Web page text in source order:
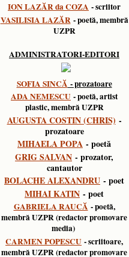
ION LAZĂR da COZA - scriitor
VASILISIA LAZĂR - poetă, membră
UZPR
ADMINISTRATORI-EDITORI
SOFIA SINCĂ - prozatoare
ADA NEMESCU - poetă, artist
plastic, membră UZPR
AUGUSTA COSTIN (CHRIS) -
prozatoare
MIHAELA POPA - poetă
GRIG SALVAN - prozator,
cantautor
BOLACHE ALEXANDRU - poet
MIHAI KATIN - poet
GABRIELA RAUCĂ - poetă,
membră UZPR (redactor promovare
media)
CARMEN POPESCU - scriitoare,
membră UZPR (redactor promovare